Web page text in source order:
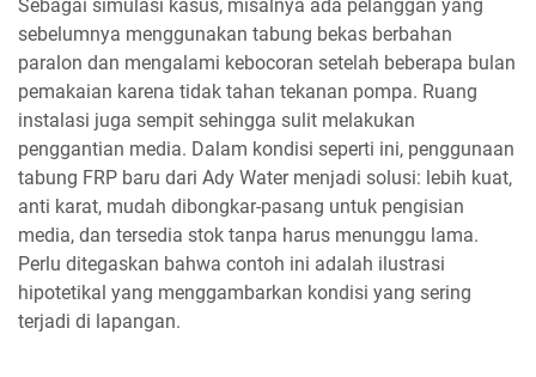
Sebagai simulasi kasus, misalnya ada pelanggan yang
sebelumnya menggunakan tabung bekas berbahan
paralon dan mengalami kebocoran setelah beberapa bulan
pemakaian karena tidak tahan tekanan pompa. Ruang
instalasi juga sempit sehingga sulit melakukan
penggantian media. Dalam kondisi seperti ini, penggunaan
tabung FRP baru dari Ady Water menjadi solusi: lebih kuat,
anti karat, mudah dibongkar-pasang untuk pengisian
media, dan tersedia stok tanpa harus menunggu lama.
Perlu ditegaskan bahwa contoh ini adalah ilustrasi
hipotetikal yang menggambarkan kondisi yang sering
terjadi di lapangan.